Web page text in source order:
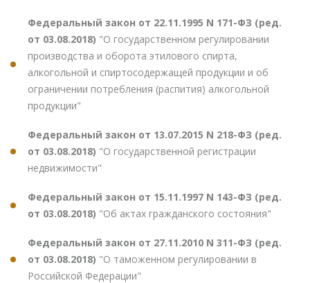
Федеральный закон от 22.11.1995 N 171-ФЗ (ред.
от 03.08.2018) "О государственном регулировании
производства и оборота этилового спирта,
алкогольной и спиртосодержащей продукции и об
ограничении потребления (распития) алкогольной
продукции"
Федеральный закон от 13.07.2015 N 218-ФЗ (ред.
от 03.08.2018) "О государственной регистрации
недвижимости"
Федеральный закон от 15.11.1997 N 143-ФЗ (ред.
от 03.08.2018) "Об актах гражданского состояния"
Федеральный закон от 27.11.2010 N 311-ФЗ (ред.
от 03.08.2018) "О таможенном регулировании в
Российской Федерации"